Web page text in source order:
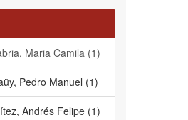
Maria Camila (1)
Pedro Manuel (1)
Andrés Felipe (1)